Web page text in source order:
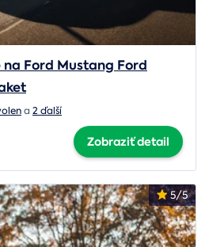
Ford Mustang Ford
a 2 ďalší
Zobraziť detail
5/5